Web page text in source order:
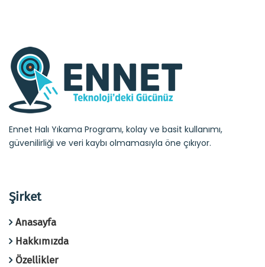
Ennet Halı Yıkama Programı, kolay ve basit kullanımı,
güvenilirliği ve veri kaybı olmamasıyla öne çıkıyor.
Şirket
Anasayfa
Hakkımızda
Özellikler